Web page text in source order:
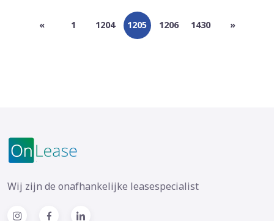
« 1 1204 1205 1206 1430 »
Wij zijn de onafhankelijke leasespecialist